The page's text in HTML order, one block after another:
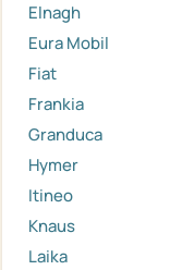
Elnagh
Eura Mobil
Fiat
Frankia
Granduca
Hymer
Itineo
Knaus
Laika